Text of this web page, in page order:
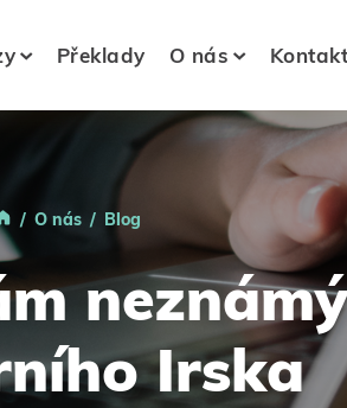
Překlady O nás
O nás Blog
Irska